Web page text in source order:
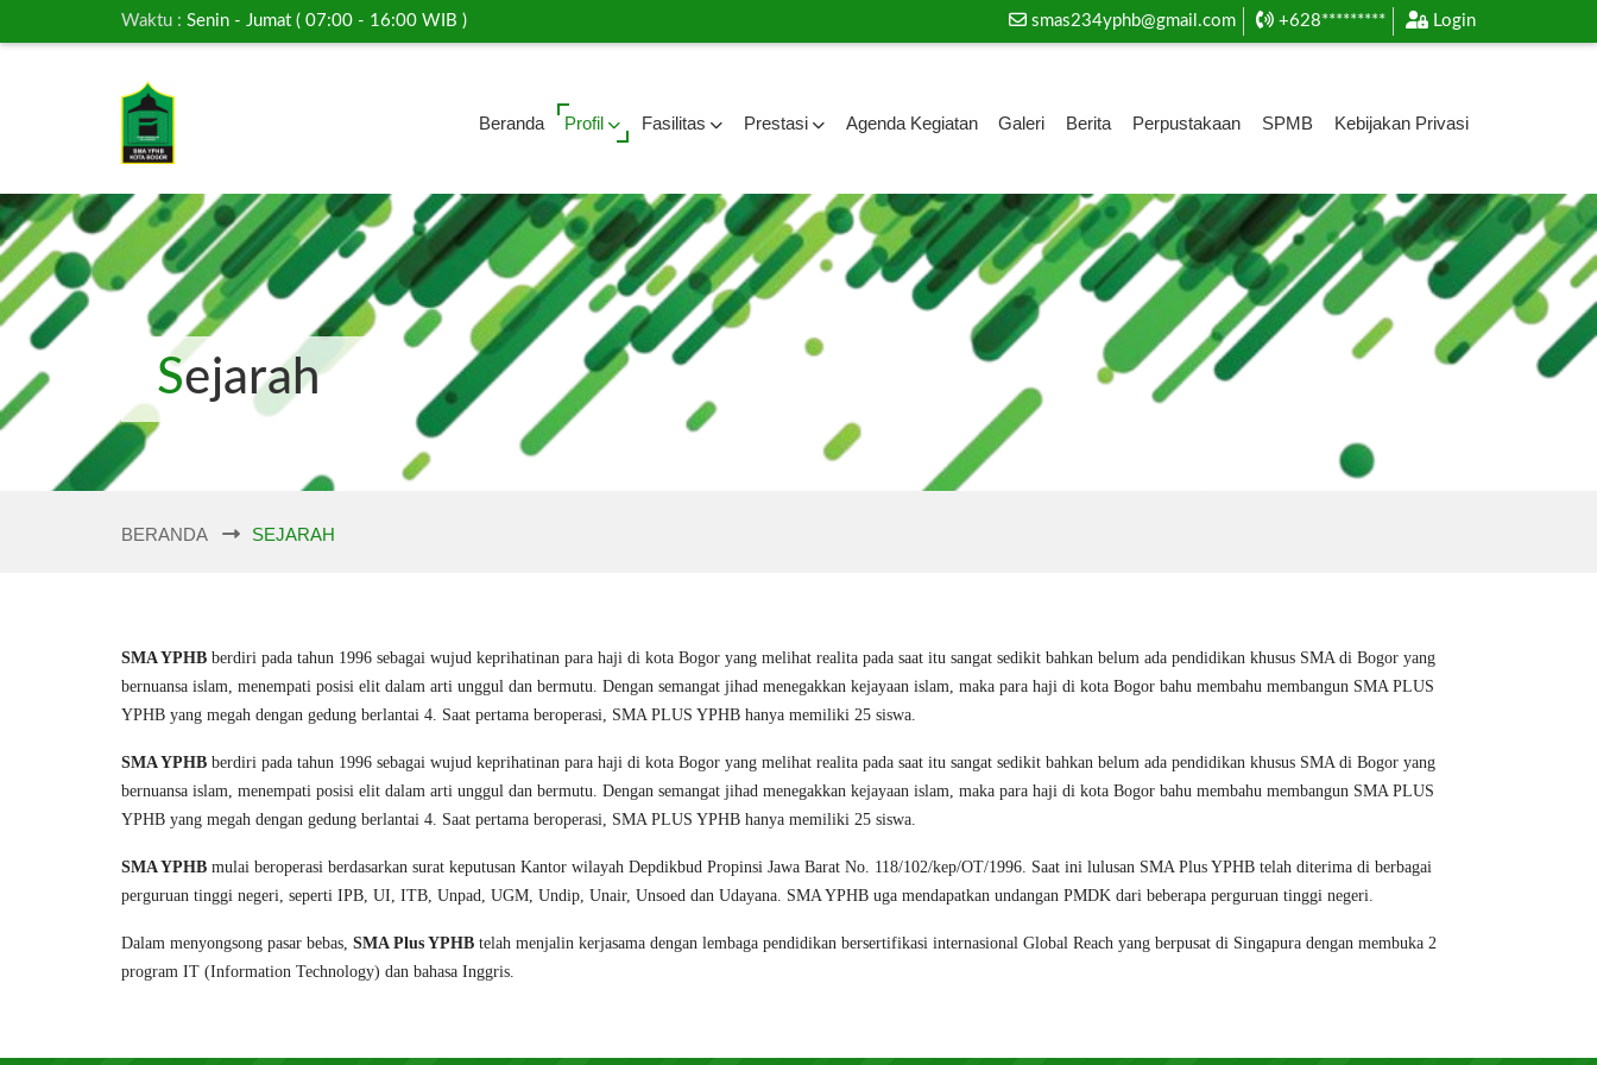
Waktu : Senin - Jumat ( 07:00 - 16:00 WIB ) smas234yphb@gmail.com +628********* Login
Beranda Profil Fasilitas Prestasi Agenda Kegiatan Galeri Berita Perpustakaan SPMB Kebijakan Privasi
Sejarah
BERANDA SEJARAH
SMA YPHB berdiri pada tahun 1996 sebagai wujud keprihatinan para haji di kota Bogor yang melihat realita pada saat itu sangat sedikit bahkan belum ada pendidikan khusus SMA di Bogor yang
bernuansa islam, menempati posisi elit dalam arti unggul dan bermutu. Dengan semangat jihad menegakkan kejayaan islam, maka para haji di kota Bogor bahu membahu membangun SMA PLUS
YPHB yang megah dengan gedung berlantai 4. Saat pertama beroperasi, SMA PLUS YPHB hanya memiliki 25 siswa.
SMA YPHB berdiri pada tahun 1996 sebagai wujud keprihatinan para haji di kota Bogor yang melihat realita pada saat itu sangat sedikit bahkan belum ada pendidikan khusus SMA di Bogor yang
bernuansa islam, menempati posisi elit dalam arti unggul dan bermutu. Dengan semangat jihad menegakkan kejayaan islam, maka para haji di kota Bogor bahu membahu membangun SMA PLUS
YPHB yang megah dengan gedung berlantai 4. Saat pertama beroperasi, SMA PLUS YPHB hanya memiliki 25 siswa.
SMA YPHB mulai beroperasi berdasarkan surat keputusan Kantor wilayah Depdikbud Propinsi Jawa Barat No. 118/102/kep/OT/1996. Saat ini lulusan SMA Plus YPHB telah diterima di berbagai
perguruan tinggi negeri, seperti IPB, UI, ITB, Unpad, UGM, Undip, Unair, Unsoed dan Udayana. SMA YPHB uga mendapatkan undangan PMDK dari beberapa perguruan tinggi negeri.
Dalam menyongsong pasar bebas, SMA Plus YPHB telah menjalin kerjasama dengan lembaga pendidikan bersertifikasi internasional Global Reach yang berpusat di Singapura dengan membuka 2
program IT (Information Technology) dan bahasa Inggris.